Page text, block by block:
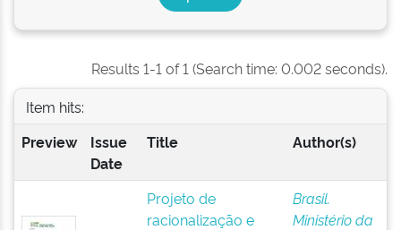
Results 1-1 of 1 (Search time: 0.002 seconds).
Item hits:
Preview
Issue
Date
Title Author(s)
Projeto de
racionalização e
Brasil.
Ministério da